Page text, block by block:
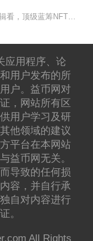
NFT的价格没有固定上限，从历史数据与市场逻辑看，顶级蓝筹NFT可从数万至数千万美元，单件
应用程序、论
用户发布的所
户。益币网对
，网站所有区
用户学习及研
他领域的建议
平台在本网站
益币网无关。
导致的任何损
容，并自行承
自对内容进行
。
All Rights